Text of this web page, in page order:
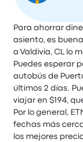
Para ahorrar
asiento, es
a Valdivia, CL lo
Puedes esperar
autobús de
últimos 2 días.
viajar en $194,
Por lo general,
fechas más
los mejores